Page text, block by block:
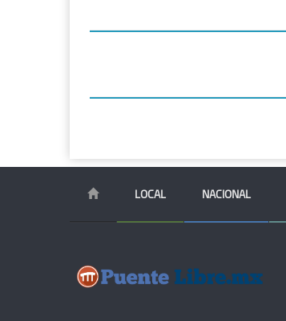
LOCAL NACIONAL